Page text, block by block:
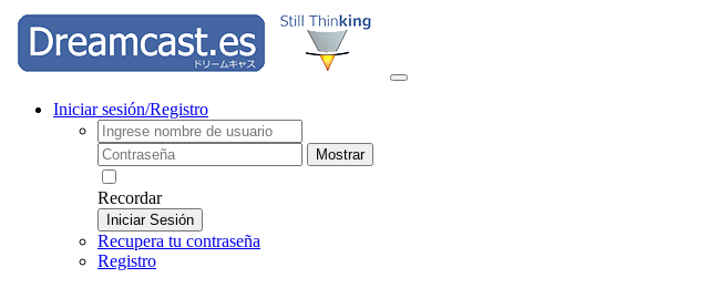
Iniciar sesión/Registro
Mostrar
Recordar
Iniciar Sesión
Recupera tu contraseña
Registro